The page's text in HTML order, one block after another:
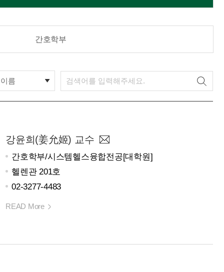
간호학부
이름
강윤희(姜允姬) 교수
간호학부/시스템헬스융합전공[대학원]
헬렌관 201호
02-3277-4483
READ More